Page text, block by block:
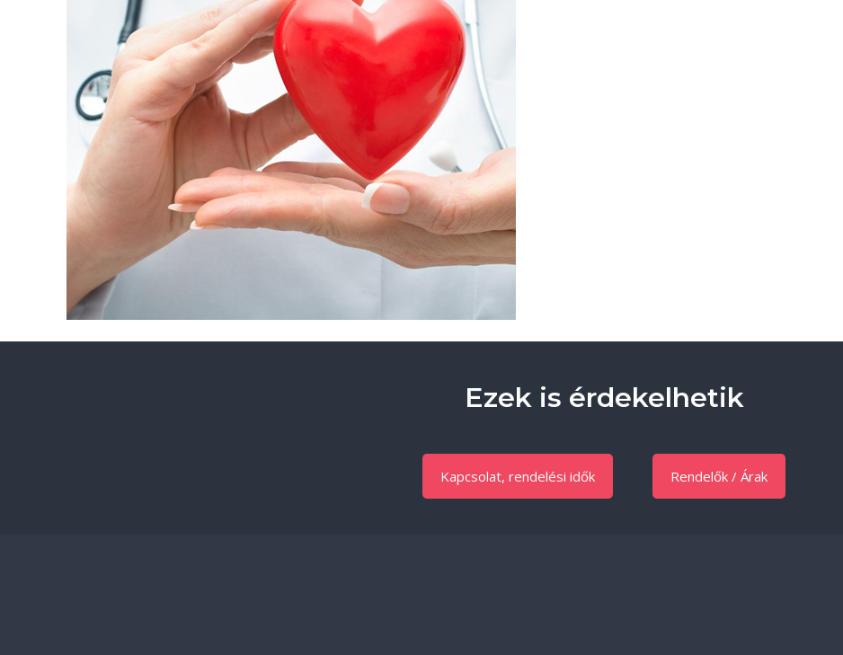
Ezek is érdekelhetik
Kapcsolat, rendelési idők Rendelők / Árak